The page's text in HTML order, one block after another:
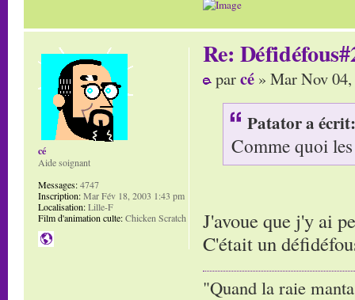
Re:
parcé » Mar Nov
Patator a écrit:
Comme quoi
J'avoue que j'y ai
C'était un
"Quand la raie
cé
Aide soignant
Messages:4747
Inscription:Mar Fév 18, 2003 1:43 pm
Localisation:Lille-F
Film d'animation culte:Chicken Scratch